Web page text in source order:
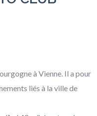
à Vienne. Il a pour
liés à la ville de